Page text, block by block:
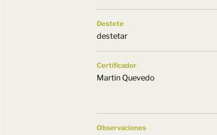
Destete
destetar
Certificador
Martin Quevedo
Observaciones